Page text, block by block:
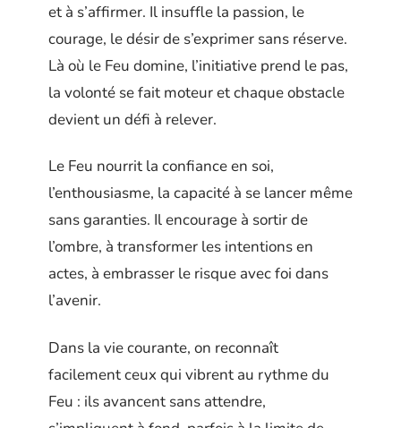
et à s’affirmer. Il insuffle la passion, le
courage, le désir de s’exprimer sans réserve.
Là où le Feu domine, l’initiative prend le pas,
la volonté se fait moteur et chaque obstacle
devient un défi à relever.
Le Feu nourrit la confiance en soi,
l’enthousiasme, la capacité à se lancer même
sans garanties. Il encourage à sortir de
l’ombre, à transformer les intentions en
actes, à embrasser le risque avec foi dans
l’avenir.
Dans la vie courante, on reconnaît
facilement ceux qui vibrent au rythme du
Feu : ils avancent sans attendre,